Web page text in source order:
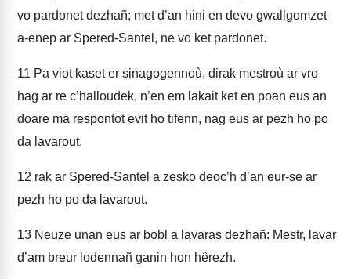
vo pardonet dezhañ; met d’an hini en devo gwallgomzet
a-enep ar Spered-Santel, ne vo ket pardonet.
11 Pa viot kaset er sinagogennoù, dirak mestroù ar vro
hag ar re c’halloudek, n’en em lakait ket en poan eus an
doare ma respontot evit ho tifenn, nag eus ar pezh ho po
da lavarout,
12 rak ar Spered-Santel a zesko deoc’h d’an eur-se ar
pezh ho po da lavarout.
13 Neuze unan eus ar bobl a lavaras dezhañ: Mestr, lavar
d’am breur lodennañ ganin hon hêrezh.